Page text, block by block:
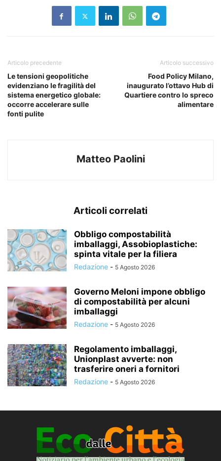
Articolo precedente
Le tensioni geopolitiche
evidenziano le fragilità del
sistema energetico globale:
occorre accelerare sulle
fonti pulite
Articolo successivo
Food Policy Milano,
inaugurato l’ottavo Hub di
Quartiere contro lo spreco
alimentare
Matteo Paolini
Articoli correlati
Obbligo compostabilità
imballaggi, Assobioplastiche:
spinta vitale per la filiera
Redazione - 5 Agosto 2026
Governo Meloni impone obbligo
di compostabilità per alcuni
imballaggi
Redazione - 5 Agosto 2026
Regolamento imballaggi,
Unionplast avverte: non
trasferire oneri a fornitori
Redazione - 5 Agosto 2026